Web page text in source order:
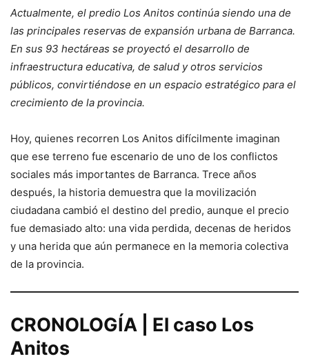
Actualmente, el predio Los Anitos continúa siendo una de
las principales reservas de expansión urbana de Barranca.
En sus 93 hectáreas se proyectó el desarrollo de
infraestructura educativa, de salud y otros servicios
públicos, convirtiéndose en un espacio estratégico para el
crecimiento de la provincia.
Hoy, quienes recorren Los Anitos difícilmente imaginan
que ese terreno fue escenario de uno de los conflictos
sociales más importantes de Barranca. Trece años
después, la historia demuestra que la movilización
ciudadana cambió el destino del predio, aunque el precio
fue demasiado alto: una vida perdida, decenas de heridos
y una herida que aún permanece en la memoria colectiva
de la provincia.
CRONOLOGÍA | El caso Los
Anitos